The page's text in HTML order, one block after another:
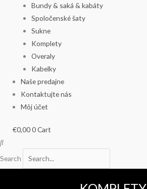
Bundy & saká & kabáty
Spoločenské šaty
Sukne
Komplety
Overaly
Kabelky
Naše predajne
Kontaktujte nás
Môj účet
€0,000Cart
Search